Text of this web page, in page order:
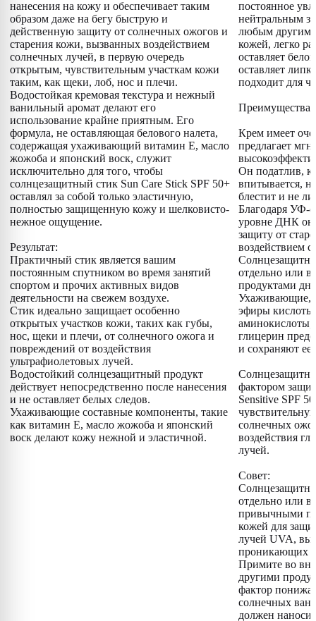
нанесения на кожу и обеспечивает таким
образом даже на бегу быструю и
действенную защиту от солнечных ожогов и
старения кожи, вызванных воздействием
солнечных лучей, в первую очередь
открытым, чувствительным участкам кожи
таким, как щеки, лоб, нос и плечи.
Водостойкая кремовая текстура и нежный
ванильный аромат делают его
использование крайне приятным. Его
формула, не оставляющая белового налета,
содержащая ухаживающий витамин E, масло
жожоба и японский воск, служит
исключительно для того, чтобы
солнцезащитный стик Sun Care Stick SPF 50+
оставлял за собой только эластичную,
полностью защищенную кожу и шелковисто-
нежное ощущение.
Результат:
Практичный стик является вашим
постоянным спутником во время занятий
спортом и прочих активных видов
деятельности на свежем воздухе.
Стик идеально защищает особенно
открытых участков кожи, таких как губы,
нос, щеки и плечи, от солнечного ожога и
повреждений от воздействия
ультрафиолетовых лучей.
Водостойкий солнцезащитный продукт
действует непосредственно после нанесения
и не оставляет белых следов.
Ухаживающие составные компоненты, такие
как витамин E, масло жожоба и японский
воск делают кожу нежной и эластичной.
постоянное
нейтральным
любым другим
кожей, легко
оставляет
оставляет
подходит для
Преимущества:
Крем имеет
предлагает
Он податлив,
впитывается,
блестит и не
Благодаря УФ-
уровне ДНК он
защиту от
воздействием
отдельно или в
продуктами
Ухаживающие,
эфиры кислоты
глицерин
и сохраняют ее
фактором
Sensitive SPF
солнечных
воздействия
лучей.
Совет:
отдельно или в
привычными
кожей для
лучей UVA,
проникающих
Примите во
другими
фактор
солнечных
должен